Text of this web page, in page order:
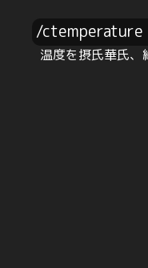
/ctemperature
温度を摂氏華氏、